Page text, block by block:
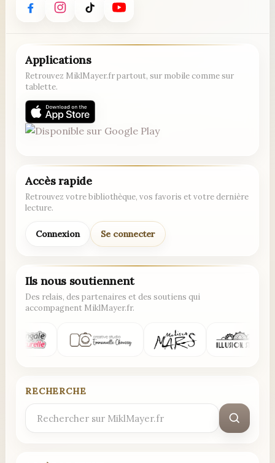
Applications
Retrouvez MiklMayer.fr partout, sur mobile comme sur
tablette.
Accès rapide
Retrouvez votre bibliothèque, vos favoris et votre dernière
lecture.
Connexion Se connecter
Ils nous soutiennent
Des relais, des partenaires et des soutiens qui
accompagnent MiklMayer.fr.
RECHERCHE
Rechercher